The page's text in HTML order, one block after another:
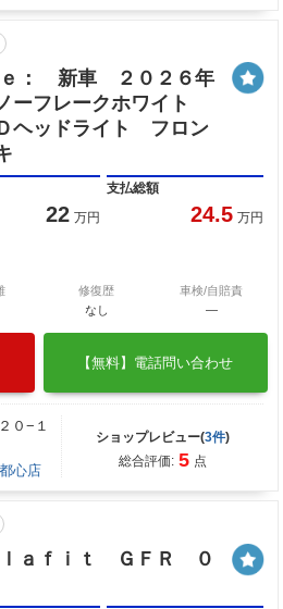
： 新車 ２０２６年
ーフレークホワイト
ヘッドライト フロン
22 万円
支払総額
24.5 万円
修復歴
なし
車検/自賠責
―
【無料】電話問い合わせ
０−１
心店
ショップレビュー(3件)
総合評価: 5 点
ｌａｆｉｔ ＧＦＲ ０